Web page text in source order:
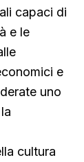
capaci di
e le
e
uno
cultura